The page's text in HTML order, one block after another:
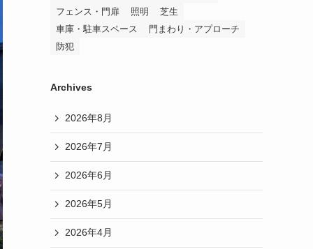
フェンス・門扉
照明
芝生
車庫・駐車スペース
門まわり・アプローチ
防犯
Archives
2026年8月
2026年7月
2026年6月
2026年5月
2026年4月